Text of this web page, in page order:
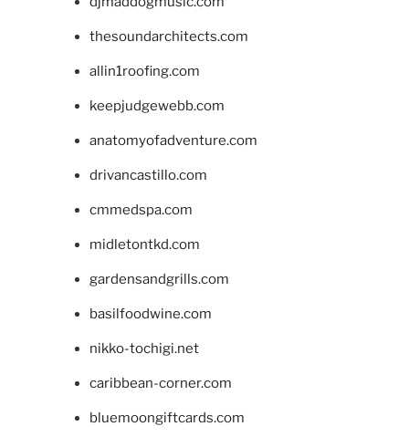
thesoundarchitects.com
allin1roofing.com
keepjudgewebb.com
anatomyofadventure.com
drivancastillo.com
cmmedspa.com
midletontkd.com
gardensandgrills.com
basilfoodwine.com
nikko-tochigi.net
caribbean-corner.com
bluemoongiftcards.com